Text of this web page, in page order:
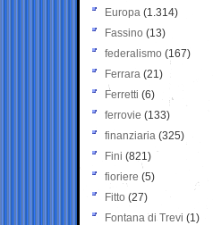
Europa (1.314)
Fassino (13)
federalismo (167)
Ferrara (21)
Ferretti (6)
ferrovie (133)
finanziaria (325)
Fini (821)
fioriere (5)
Fitto (27)
Fontana di Trevi (1)